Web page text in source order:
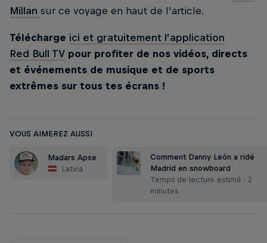
Millan sur ce voyage en haut de l'article.
Télécharge ici et gratuitement l’application
Red Bull TV pour profiter de nos vidéos, directs
et événements de musique et de sports
extrêmes sur tous tes écrans !
VOUS AIMEREZ AUSSI
Madars Apse
Latvia
Comment Danny León a ridé
Madrid en snowboard
Temps de lecture estimé : 2
minutes